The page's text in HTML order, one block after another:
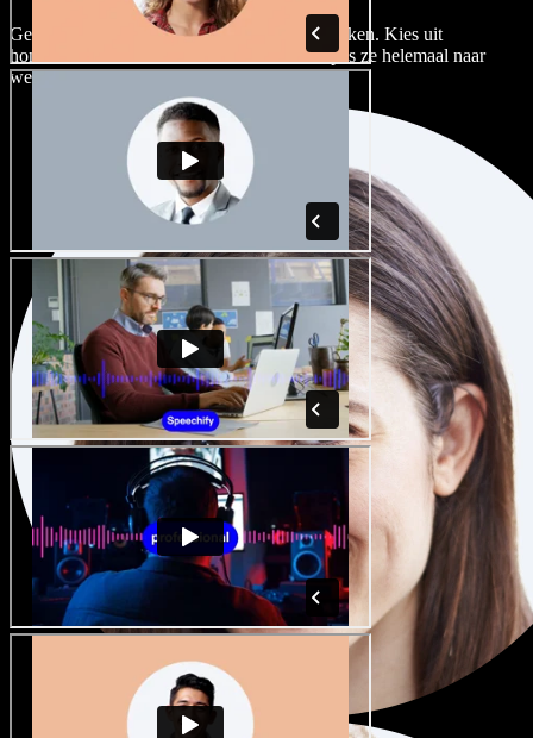
Geen twee projecten hoeven hetzelfde te klinken. Kies uit
honderden AI-stemacteurs en accenten, en pas ze helemaal naar
wens aan.